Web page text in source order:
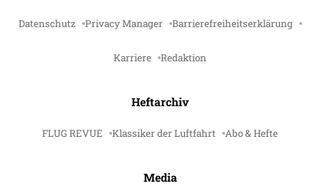
Datenschutz Privacy Manager Barrierefreiheitserklärung
Karriere Redaktion
Heftarchiv
FLUG REVUE Klassiker der Luftfahrt Abo & Hefte
Media